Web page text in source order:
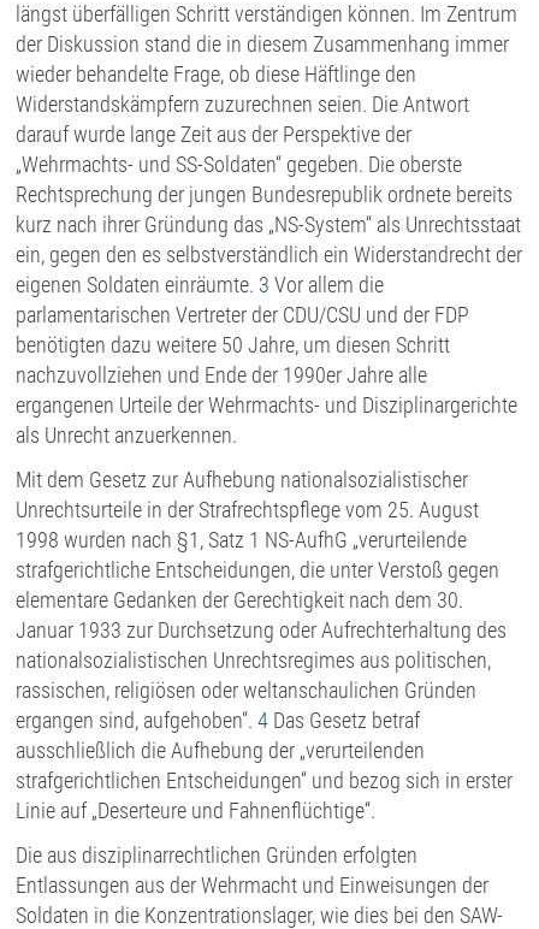
längst überfälligen Schritt verständigen können. Im Zentrum
der Diskussion stand die in diesem Zusammenhang immer
wieder behandelte Frage, ob diese Häftlinge den
Widerstandskämpfern zuzurechnen seien. Die Antwort
darauf wurde lange Zeit aus der Perspektive der
„Wehrmachts- und SS-Soldaten“ gegeben. Die oberste
Rechtsprechung der jungen Bundesrepublik ordnete bereits
kurz nach ihrer Gründung das „NS-System“ als Unrechtsstaat
ein, gegen den es selbstverständlich ein Widerstandrecht der
eigenen Soldaten einräumte. 3 Vor allem die
parlamentarischen Vertreter der CDU/CSU und der FDP
benötigten dazu weitere 50 Jahre, um diesen Schritt
nachzuvollziehen und Ende der 1990er Jahre alle
ergangenen Urteile der Wehrmachts- und Disziplinargerichte
als Unrecht anzuerkennen.
Mit dem Gesetz zur Aufhebung nationalsozialistischer
Unrechtsurteile in der Strafrechtspflege vom 25. August
1998 wurden nach §1, Satz 1 NS-AufhG „verurteilende
strafgerichtliche Entscheidungen, die unter Verstoß gegen
elementare Gedanken der Gerechtigkeit nach dem 30.
Januar 1933 zur Durchsetzung oder Aufrechterhaltung des
nationalsozialistischen Unrechtsregimes aus politischen,
rassischen, religiösen oder weltanschaulichen Gründen
ergangen sind, aufgehoben“.4 Das Gesetz betraf
ausschließlich die Aufhebung der „verurteilenden
strafgerichtlichen Entscheidungen“ und bezog sich in erster
Linie auf „Deserteure und Fahnenflüchtige“.
Die aus disziplinarrechtlichen Gründen erfolgten
Entlassungen aus der Wehrmacht und Einweisungen der
Soldaten in die Konzentrationslager, wie dies bei den SAW-